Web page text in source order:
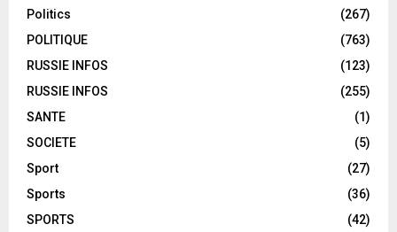
Politics
(267)
POLITIQUE
(763)
RUSSIE INFOS
(123)
RUSSIE INFOS
(255)
SANTE
(1)
SOCIETE
(5)
Sport
(27)
Sports
(36)
SPORTS
(42)